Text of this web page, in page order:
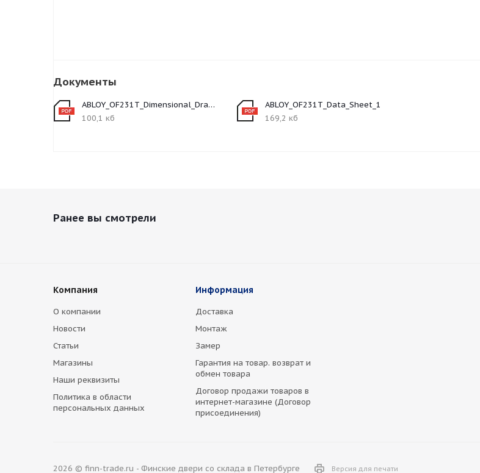
Документы
ABLOY_OF231T_Dimensional_Drawing_1
100,1 кб
ABLOY_OF231T_Data_Sheet_1
169,2 кб
Ранее вы смотрели
Компания
О компании
Новости
Статьи
Магазины
Наши реквизиты
Политика в области
персональных данных
Информация
Доставка
Монтаж
Замер
Гарантия на товар. возврат и
обмен товара
Договор продажи товаров в
интернет-магазине (Договор
присоединения)
2026 © finn-trade.ru - Финские двери со склада в Петербурге Версия для печати